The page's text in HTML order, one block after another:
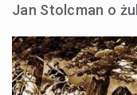
Jan Stolcman o